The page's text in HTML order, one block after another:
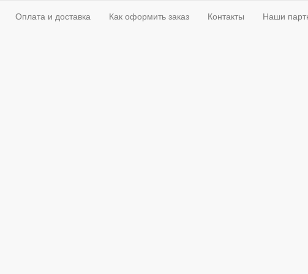
Оплата и доставка Как оформить заказ Контакты Наши